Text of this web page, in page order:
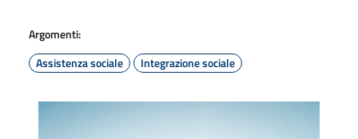
Argomenti:
Assistenza sociale
Integrazione sociale